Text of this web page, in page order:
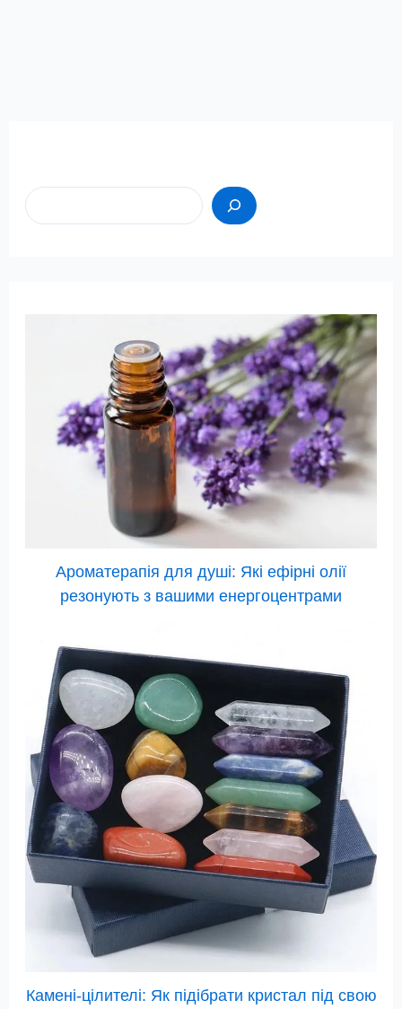
Ароматерапія для душі: Які ефірні олії
резонують з вашими енергоцентрами
Камені-цілителі: Як підібрати кристал під свою